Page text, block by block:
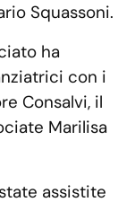
Squassoni.
ha
con i
Consalvi, il
Marilisa
assistite